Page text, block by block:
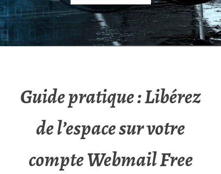
Guide pratique : Libérez
de l’espace sur votre
compte Webmail Free